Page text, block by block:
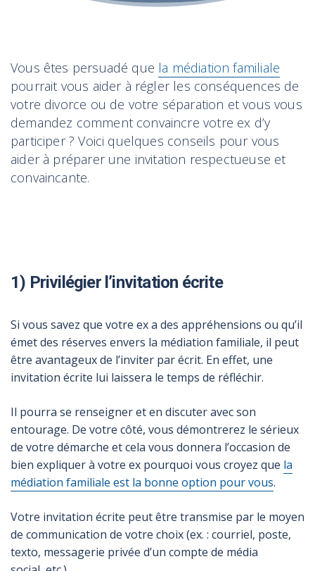
Vous êtes persuadé que la médiation familiale
pourrait vous aider à régler les conséquences de
votre divorce ou de votre séparation et vous vous
demandez comment convaincre votre ex d’y
participer ? Voici quelques conseils pour vous
aider à préparer une invitation respectueuse et
convaincante.
1) Privilégier l’invitation écrite
Si vous savez que votre ex a des appréhensions ou qu’il
émet des réserves envers la médiation familiale, il peut
être avantageux de l’inviter par écrit. En effet, une
invitation écrite lui laissera le temps de réfléchir.
Il pourra se renseigner et en discuter avec son
entourage. De votre côté, vous démontrerez le sérieux
de votre démarche et cela vous donnera l’occasion de
bien expliquer à votre ex pourquoi vous croyez que la
médiation familiale est la bonne option pour vous.
Votre invitation écrite peut être transmise par le moyen
de communication de votre choix (ex. : courriel, poste,
texto, messagerie privée d’un compte de média